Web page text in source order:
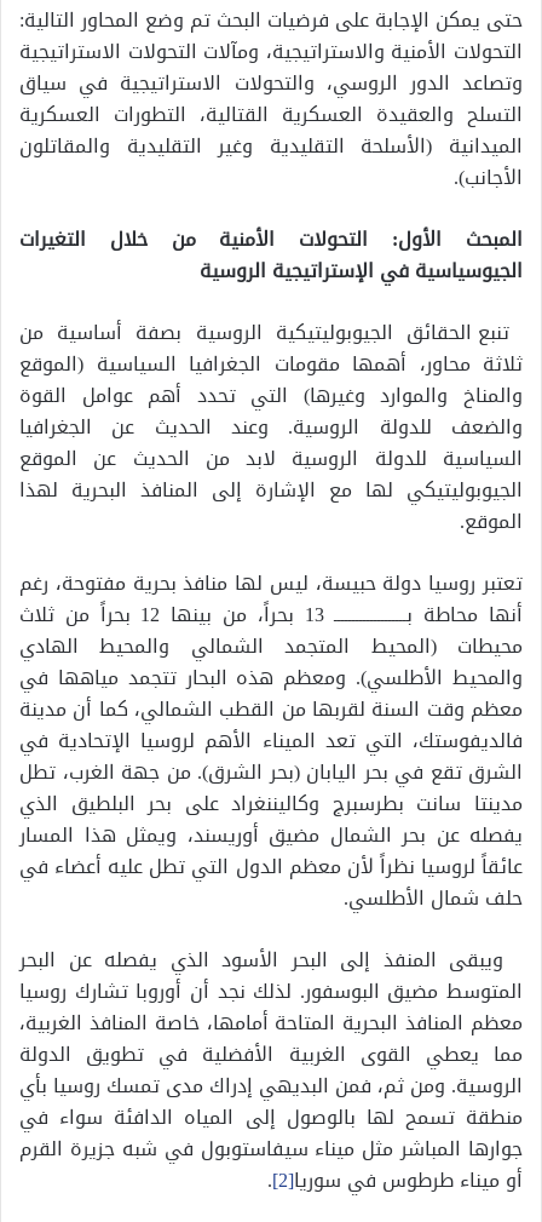
حتى يمكن الإجابة على فرضيات البحث تم وضع المحاور التالية:
التحولات الأمنية والاستراتيجية، ومآلات التحولات الاستراتيجية
وتصاعد الدور الروسي، والتحولات الاستراتيجية في سياق
التسلح والعقيدة العسكرية القتالية، التطورات العسكرية
الميدانية (الأسلحة التقليدية وغير التقليدية والمقاتلون
الأجانب).
المبحث الأول: التحولات الأمنية من خلال التغيرات
الجيوسياسية في الإستراتيجية الروسية
تنبع الحقائق الجيوبوليتيكية الروسية بصفة أساسية من
ثلاثة محاور، أهمها مقومات الجغرافيا السياسية (الموقع
والمناخ والموارد وغيرها) التي تحدد أهم عوامل القوة
والضعف للدولة الروسية. وعند الحديث عن الجغرافيا
السياسية للدولة الروسية لابد من الحديث عن الموقع
الجيوبوليتيكي لها مع الإشارة إلى المنافذ البحرية لهذا
الموقع.
تعتبر روسيا دولة حبيسة، ليس لها منافذ بحرية مفتوحة، رغم
أنها محاطة بــــــــــــــــــــ 13 بحراً، من بينها 12 بحراً من ثلاث
محيطات (المحيط المتجمد الشمالي والمحيط الهادي
والمحيط الأطلسي). ومعظم هذه البحار تتجمد مياهها في
معظم وقت السنة لقربها من القطب الشمالي، كما أن مدينة
فالديفوستك، التي تعد الميناء الأهم لروسيا الإتحادية في
الشرق تقع في بحر اليابان (بحر الشرق). من جهة الغرب، تطل
مدينتا سانت بطرسبرج وكاليننغراد على بحر البلطيق الذي
يفصله عن بحر الشمال مضيق أوريسند، ويمثل هذا المسار
عائقاً لروسيا نظراً لأن معظم الدول التي تطل عليه أعضاء في
حلف شمال الأطلسي.
ويبقى المنفذ إلى البحر الأسود الذي يفصله عن البحر
المتوسط مضيق البوسفور. لذلك نجد أن أوروبا تشارك روسيا
معظم المنافذ البحرية المتاحة أمامها، خاصة المنافذ الغربية،
مما يعطي القوى الغربية الأفضلية في تطويق الدولة
الروسية. ومن ثم، فمن البديهي إدراك مدى تمسك روسيا بأي
منطقة تسمح لها بالوصول إلى المياه الدافئة سواء في
جوارها المباشر مثل ميناء سيفاستوبول في شبه جزيرة القرم
أو ميناء طرطوس في سوريا[2]
.